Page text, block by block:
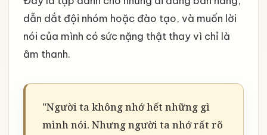
dẫn dắt đội nhóm hoặc đào tạo, và muốn lời
nói của mình có sức nặng thật thay vì chỉ là
âm thanh.
"Người ta không nhớ hết những gì
mình nói. Nhưng người ta nhớ rất rõ